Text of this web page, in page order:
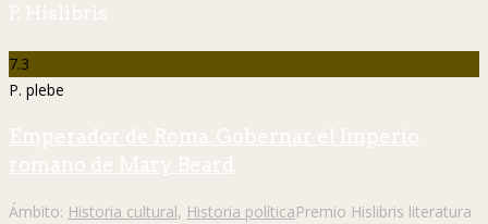
P. Hislibris
7.3
P. plebe
Emperador de Roma. Gobernar el Imperio
romano de Mary Beard
Ámbito: Historia cultural, Historia políticaPremio Hislibris literatura